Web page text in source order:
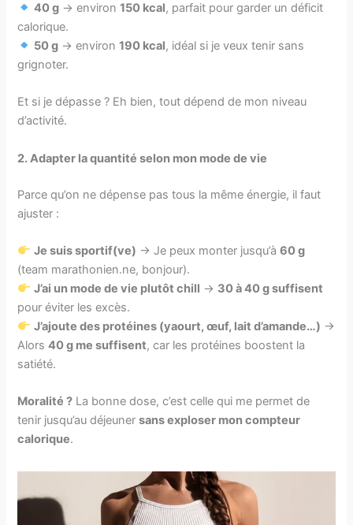
40 g → environ150 kcal, parfait pour garder un déficit
calorique.
50 g → environ190 kcal, idéal si je veux tenir sans
grignoter.
Et si je dépasse ? Eh bien, tout dépend de mon niveau
d’activité.
2. Adapter la quantité selon mon mode de vie
Parce qu’on ne dépense pas tous la même énergie, il faut
ajuster :
Je suis sportif(ve) → Je peux monter jusqu’à60 g
(team marathonien.ne, bonjour).
J’ai un mode de vie plutôt chill → 30 à 40 g suffisent
pour éviter les excès.
J’ajoute des protéines (yaourt, œuf, lait d’amande…) →
Alors40 g me suffisent, car les protéines boostent la
satiété.
Moralité ? La bonne dose, c’est celle qui me permet de
tenir jusqu’au déjeunersans exploser mon compteur
calorique.